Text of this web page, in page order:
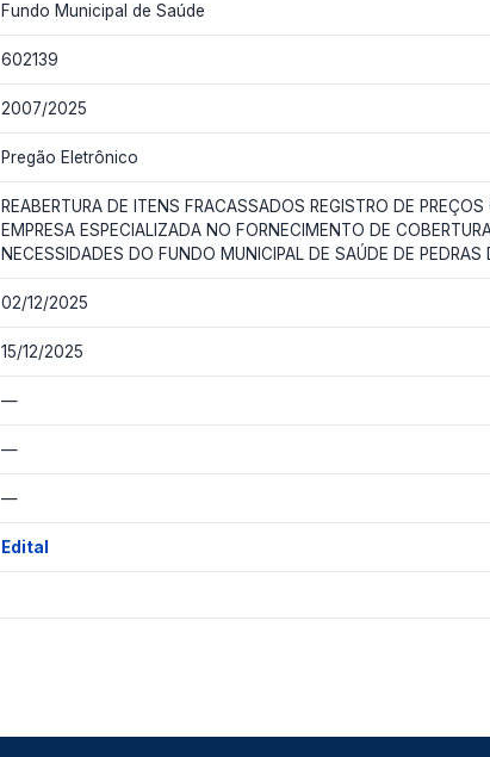
Fundo Municipal de Saúde
602139
2007/2025
Pregão Eletrônico
REABERTURA DE ITENS FRACASSADOS REGISTRO DE
EMPRESA ESPECIALIZADA NO FORNECIMENTO DE
NECESSIDADES DO FUNDO MUNICIPAL DE SAÚDE DE PEDRAS
02/12/2025
15/12/2025
—
—
—
Edital